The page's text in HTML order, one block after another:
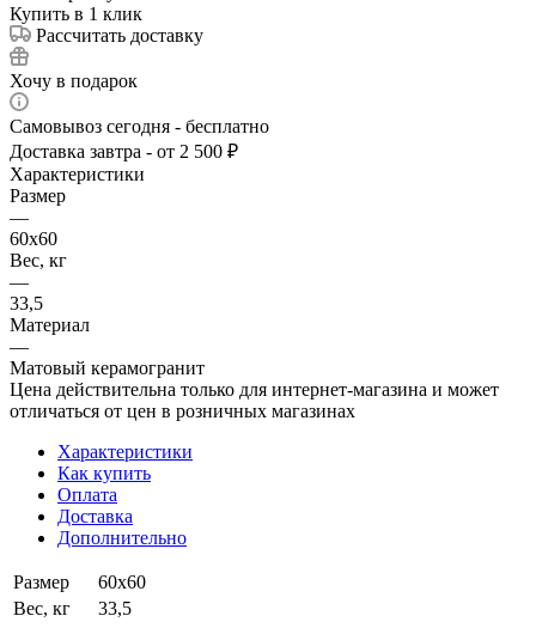
Купить в 1 клик
Рассчитать доставку
Хочу в подарок
Самовывоз сегодня - бесплатно
Доставка завтра - от 2 500 ₽
Характеристики
Размер
—
60х60
Вес, кг
—
33,5
Материал
—
Матовый керамогранит
Цена действительна только для интернет-магазина и может
отличаться от цен в розничных магазинах
Характеристики
Как купить
Оплата
Доставка
Дополнительно
Размер
60х60
Вес, кг
33,5